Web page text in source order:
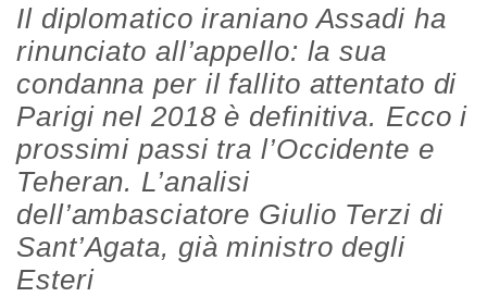
Il diplomatico iraniano Assadi ha
rinunciato all’appello: la sua
condanna per il fallito attentato di
Parigi nel 2018 è definitiva. Ecco i
prossimi passi tra l’Occidente e
Teheran. L’analisi
dell’ambasciatore Giulio Terzi di
Sant’Agata, già ministro degli
Esteri